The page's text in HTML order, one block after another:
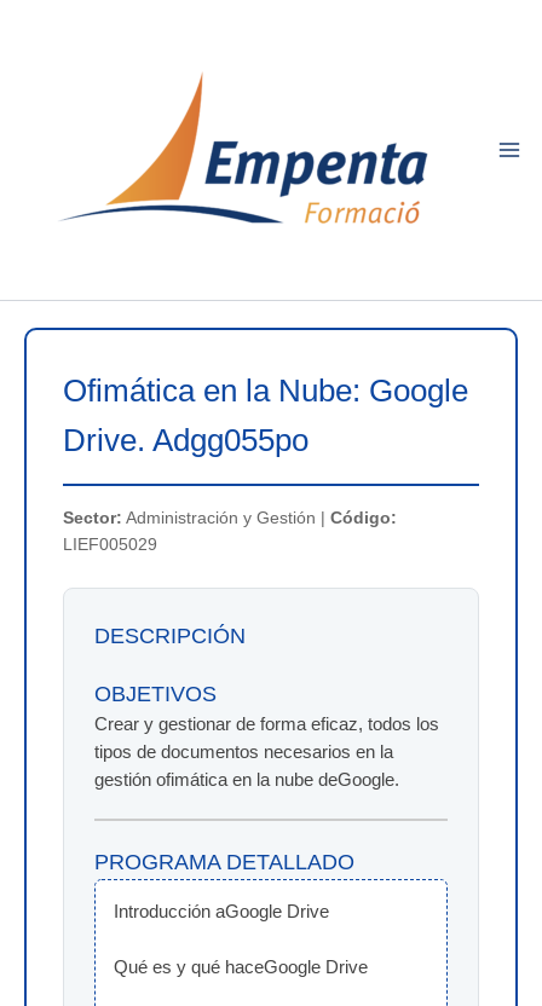
Ofimática en la Nube: Google
Drive. Adgg055po
Sector: Administración y Gestión | Código:
LIEF005029
DESCRIPCIÓN
OBJETIVOS
Crear y gestionar de forma eficaz, todos los
tipos de documentos necesarios en la
gestión ofimática en la nube deGoogle.
PROGRAMA DETALLADO
Introducción aGoogle Drive
Qué es y qué haceGoogle Drive